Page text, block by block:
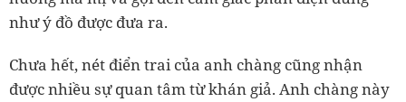
như ý đồ được đưa ra.
Chưa hết, nét điển trai của anh chàng cũng nhận
được nhiều sự quan tâm từ khán giả. Anh chàng này